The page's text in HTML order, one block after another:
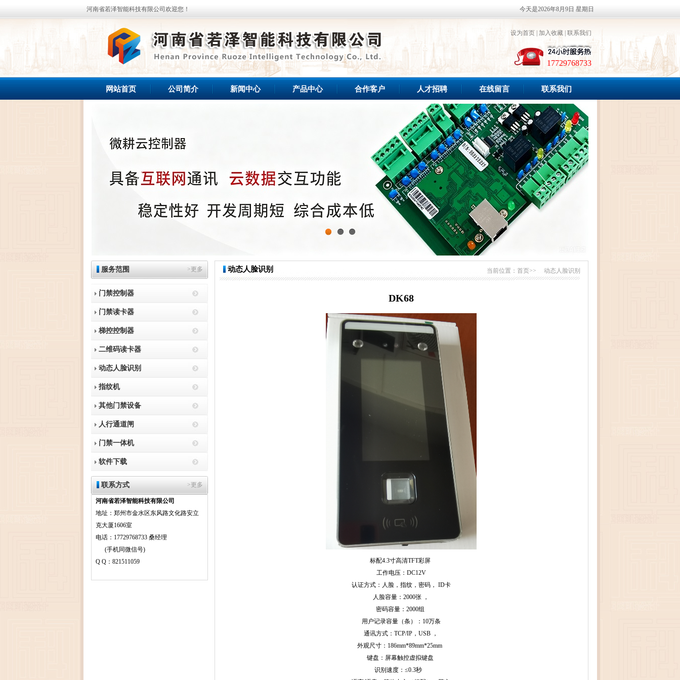
河南省若泽智能科技有限公司欢迎您！ 今天是2026年8月9日 星期日
设为首页| 加入收藏| 联系我们
17729768733
网站首页 公司简介 新闻中心 产品中心 合作客户 人才招聘 在线留言 联系我们
服务范围 >更多
门禁控制器
门禁读卡器
梯控控制器
二维码读卡器
动态人脸识别
指纹机
其他门禁设备
人行通道闸
门禁一体机
软件下载
联系方式 >更多
河南省若泽智能科技有限公司
地址：郑州市金水区东风路文化路安立
克大厦1606室
电话：17729768733 桑经理
(手机同微信号)
Q Q：821511059
动态人脸识别 当前位置： 首页>> 动态人脸识别
DK68
标配4.3寸高清TFT彩屏
工作电压：DC12V
认证方式：人脸，指纹，密码， ID卡
人脸容量：2000张 ，
密码容量：2000组
用户记录容量（条）：10万条
通讯方式：TCP/IP，USB ，
外观尺寸：186mm*89mm*25mm
键盘：屏幕触控虚拟键盘
识别速度：≤0.3秒